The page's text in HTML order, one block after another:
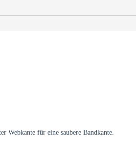
Webkante für eine saubere Bandkante.